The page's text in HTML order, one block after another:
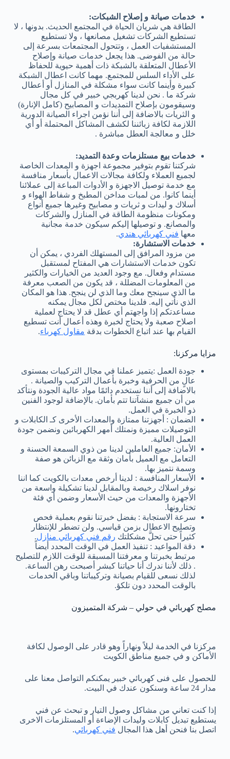
خدمات صيانة و إصلاح الشبكات:
الطاقة هي شريان الحياة في المجتمع الحديث. بدونها ، لا
تستطيع الشركات تشغيل مصانعها ، ولا تستطيع
المستشفيات العمل ، وتتحول المجتمعات بسرعة إلى
حالة من الفوضى. هذا يجعل خدمات صيانة وإصلاح
الأعطال المتعلقة بالشبكة ذات أهمية حيوية للحفاظ
على الأداء السلس للمجتمع. مهما كانت اعطال الشبكة
كبيرة وأينما كانت سواء مشكلة في المنازل أو أعطال
شركة ما . نحن لدينا كهربجي خبير في كل مجال
وسيقومون بإصلاح التمديدات و المصابيح (كامل الإنارة)
و الثريات بالاضافة إلى أننا نؤمن اجراء الصيانة الدورية
اللازمة لكافة زبائننا لكشف المشاكل المحتملة أو أي
خلل و معالجة العطل مباشرة .
خدمات بيع مستلزمات وعدة التمديد:
شركتنا تقوم بتوفير مجموعة اجهزة و المعدات الخاصة
لجميع العملاء ولكافة مجالات الاعمال بأسعار منافسة
مع خدمة توصيل الاجهزة و الأدوات المباعة إلى عملائنا
أينما كانوا. من لمبات مداخن المطبخ و شفاط الهواء و
أسلاك و ليدات و ثريات و مصابيح وغيرها جميع أنواع
ومكونات منظومة الطاقة في المنازل والشركات
والمصانع. و توصيلها إليكم سيكون خدمة مجانية
معها فني كهربائي هندي.
خدمات الاستشارة:
من مزود المرافق إلى المستهلك الفردي ، يمكن أن
تكون خدمات الاستشارات هي المفتاح لمستقبل
مستدام وفعال. مع وجود العديد من الخيارات والكثير
من المعلومات المضللة ، قد يكون من الصعب معرفة
ما الذي سينجح معك وما الذي لن ينجح. هذا هو المكان
الذي نأتي إليه. فلدينا مختص لكل مجال يمكنه
مساعدتكم إذا واجهتم أي عطل قد لا يحتاج لعملية
اصلاح صعبة ولا يحتاج لخبرة وهذه أعمال أنت تسطيع
القيام بها عند اتباع الخطوات بدقة مقاول كهرباء.
مزايا مركزنا:
جودة العمل :يتميز عملنا في مجال التركيبات بمستوى
عالٍ من الحرفية وخبرة بأعمال التركيب والصيانة .
بالاضافة إلى أننا نستخدم دائمًا مواد عالية الجودة ونتأكد
من أن جميع منشآتنا تتم بأمان. بالإضافة لوجود الفنين
ذو الخبرة في العمل.
الضمان : أجهزتنا ممتازة والمعدات الأخرى كـ الكابلات و
التوصيلات مميزة ونمتلك أمهر الكهربائين ونضمن جودة
العمل العالية.
الأمان: جميع العاملين لدينا من ذوي السمعة الحسنة و
التعامل مع العميل بأمان وثقة مع الزبائن هو صفة
وسمة نتميز بها.
الأسعار المنافسة : لدينا أرخص معدات بالكويت كما اننا
نوفر اسلاك رخيصة وبالمقابل لدينا تشكيلة واسعة من
الأجهزة والمعدات من حيث الأسعار وضمن أي فئة
تختارونها.
سرعة الاستجابة : بفضل خبرتنا نقوم بعملية فحص
وتصليح الاعطال بزمن قياسي. ولن تضطر للإنتظار
كثيراً حتى تحلَّ مشكلتك رقم فني كهربائي منازل.
دقة المواعيد : تنفيذ العمل في الوقت المحدد أيضاً
مرتبط بخبرتنا و معرفتنا المسبقة للوقت اللازم للتصليح
. ذلك لأننا ندرك أنا حياتنا كبشر أصبحت رهن الساعة.
لذلك نسعى للقيام بصيانة وتركيباتنا وباقي الخدمات
بالوقت المحدد دون تلكؤ.
مصلح كهربائي في حولي – شركة المتميزون
مركزنا في الخدمة ليلاً ونهاراً وهو قادر على الوصول لكافة
الأماكن و في جميع مناطق الكويت
للحصول على فنى كهربائي خبير يمكنكم التواصل معنا على
مدار 24 ساعة وسنكون عندك في البيت.
إذا كنت تعاني من مشاكل وصول التيار و تبحث عن فني
يستطيع تبديل كابلات وليدات الإضاءة أو المستلزمات الاخرى
اتصل بنا فنحن أهل هذا المجال فني كهربائي.